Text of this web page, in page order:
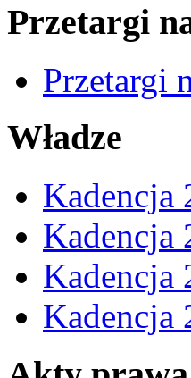
Przetargi
Przetargi
Władze
Kadencja
Kadencja
Kadencja
Kadencja